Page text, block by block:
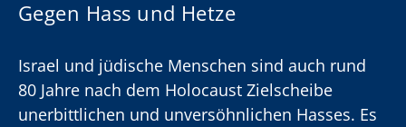
Gegen Hass und Hetze
Israel und jüdische Menschen sind auch rund
80 Jahre nach dem Holocaust Zielscheibe
unerbittlichen und unversöhnlichen Hasses. Es